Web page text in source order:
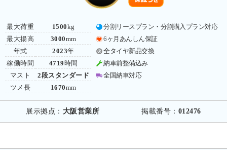
最大荷重
最大揚高
年式
稼働時間
マスト
ツメ長
1500kg
3000mm
2023年
4719 時間
2段スタンダード
1670mm
分割リースプラン・分割購入プラン対応
6ヶ月あんしん保証
全タイヤ新品交換
納車前整備込み
全国納車対応
展示拠点： 大阪営業所 掲載番号： 012476